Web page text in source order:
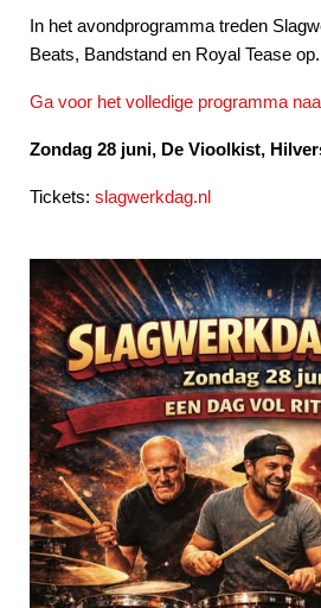
In het avondprogramma treden
Beats, Bandstand en Royal Tease op.
Ga voor het volledige programma
Zondag 28 juni, De Vioolkist,
Tickets: slagwerkdag.nl